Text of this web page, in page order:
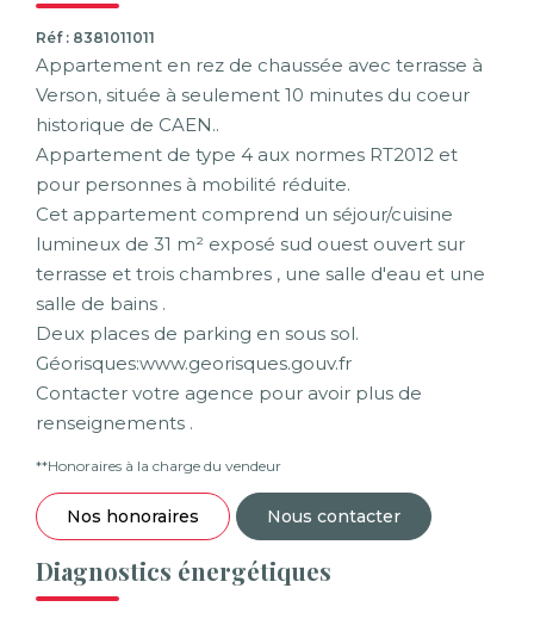
Réf : 8381011011
Appartement en rez de chaussée avec terrasse à
Verson, située à seulement 10 minutes du coeur
historique de CAEN..
Appartement de type 4 aux normes RT2012 et
pour personnes à mobilité réduite.
Cet appartement comprend un séjour/cuisine
lumineux de 31 m² exposé sud ouest ouvert sur
terrasse et trois chambres , une salle d'eau et une
salle de bains .
Deux places de parking en sous sol.
Géorisques:www.georisques.gouv.fr
Contacter votre agence pour avoir plus de
renseignements .
**Honoraires à la charge du vendeur
Nos honoraires Nous contacter
Diagnostics énergétiques